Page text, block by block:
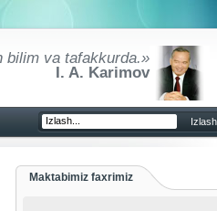
bilim va tafakkurda.»
I. A. Karimov
Maktabimiz faxrimiz